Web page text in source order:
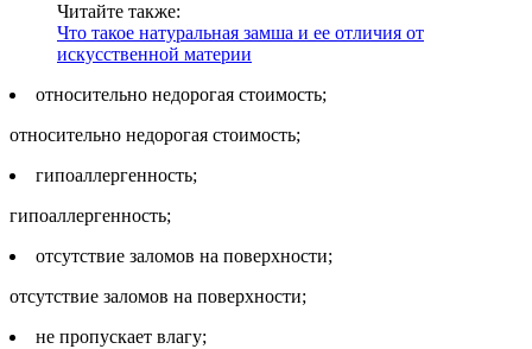
Читайте также:
Что такое натуральная замша и ее отличия от
искусственной материи
относительно недорогая стоимость;
относительно недорогая стоимость;
гипоаллергенность;
гипоаллергенность;
отсутствие заломов на поверхности;
отсутствие заломов на поверхности;
не пропускает влагу;